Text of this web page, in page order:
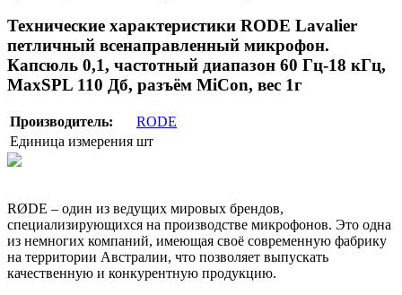
Технические характеристики RODE Lavalier
петличный всенаправленный микрофон.
Капсюль 0,1, частотный диапазон 60 Гц-18 кГц,
MaxSPL 110 Дб, разъём MiCon, вес 1г
Производитель:
RODE
Единица измерения шт
RØDE – один из ведущих мировых брендов,
специализирующихся на производстве микрофонов. Это одна
из немногих компаний, имеющая своё современную фабрику
на территории Австралии, что позволяет выпускать
качественную и конкурентную продукцию.